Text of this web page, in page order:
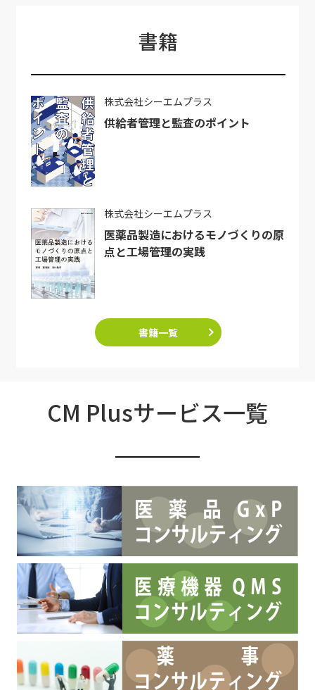
書籍
株式会社シーエムプラス
供給者管理と監査のポイント
株式会社シーエムプラス
医薬品製造におけるモノづくりの原
点と工場管理の実践
書籍一覧
CM Plusサービス一覧